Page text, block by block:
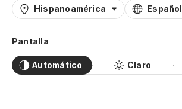
Hispanoamérica Español
Pantalla
Automático Claro